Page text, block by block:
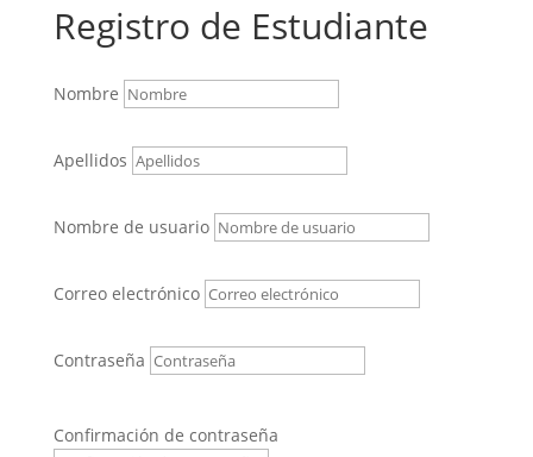
Registro de Estudiante
Nombre
Apellidos
Nombre de usuario
Correo electrónico
Contraseña
Confirmación de contraseña